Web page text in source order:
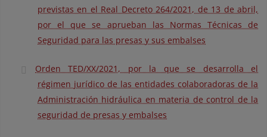
previstas en el Real Decreto 264/2021, de 13 de abril,
por el que se aprueban las Normas Técnicas de
Seguridad para las presas y sus embalses
Orden TED/XX/2021, por la que se desarrolla el
régimen jurídico de las entidades colaboradoras de la
Administración hidráulica en materia de control de la
seguridad de presas y embalses